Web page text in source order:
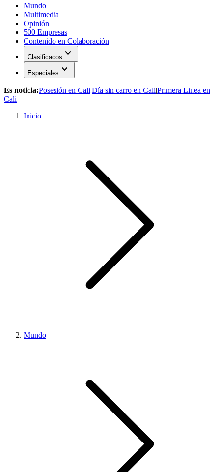
Mundo
Multimedia
Opinión
500 Empresas
Contenido en Colaboración
Clasificados expand_more
Especiales expand_more
Es noticia:Posesión en Cali|Día sin carro en Cali|Primera Linea en
Cali
Inicio
Mundo